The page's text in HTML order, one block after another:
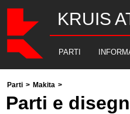
KRUIS
PARTI
Parti > Makita >
Parti e